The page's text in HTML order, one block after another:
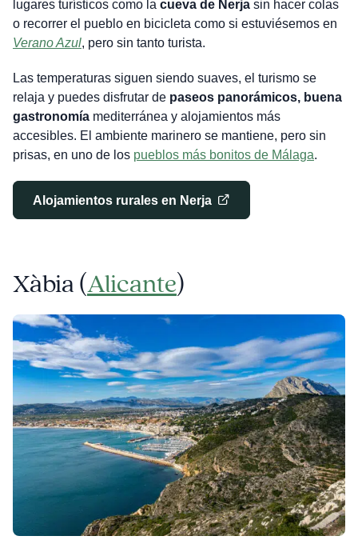
lugares turísticos como la cueva de Nerjasin hacer colas
o recorrer el pueblo en bicicleta como si estuviésemos en
Verano Azul, pero sin tanto turista.
Las temperaturas siguen siendo suaves, el turismo se
relaja y puedes disfrutar de paseos panorámicos, buena
gastronomíamediterránea y alojamientos más
accesibles. El ambiente marinero se mantiene, pero sin
prisas, en uno de los pueblos más bonitos de Málaga.
Alojamientos rurales en Nerja
Xàbia (Alicante)